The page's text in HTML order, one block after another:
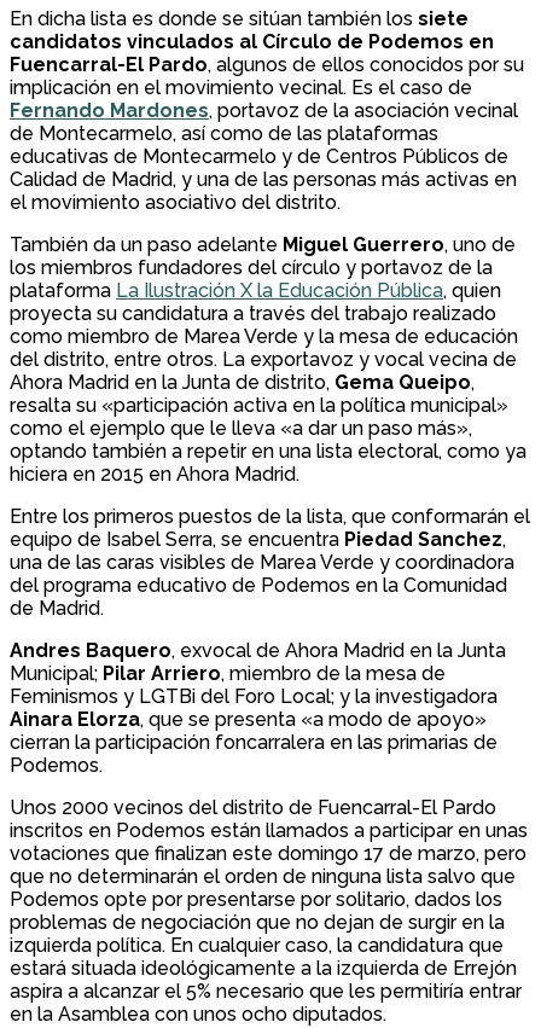
En dicha lista es donde se sitúan también los siete
candidatos vinculados al Círculo de Podemos en
Fuencarral-El Pardo, algunos de ellos conocidos por su
implicación en el movimiento vecinal. Es el caso de
Fernando Mardones, portavoz de la asociación vecinal
de Montecarmelo, así como de las plataformas
educativas de Montecarmelo y de Centros Públicos de
Calidad de Madrid, y una de las personas más activas en
el movimiento asociativo del distrito.
También da un paso adelante Miguel Guerrero, uno de
los miembros fundadores del círculo y portavoz de la
plataforma La Ilustración X la Educación Pública, quien
proyecta su candidatura a través del trabajo realizado
como miembro de Marea Verde y la mesa de educación
del distrito, entre otros. La exportavoz y vocal vecina de
Ahora Madrid en la Junta de distrito, Gema Queipo,
resalta su «participación activa en la política municipal»
como el ejemplo que le lleva «a dar un paso más»,
optando también a repetir en una lista electoral, como ya
hiciera en 2015 en Ahora Madrid.
Entre los primeros puestos de la lista, que conformarán el
equipo de Isabel Serra, se encuentra Piedad Sanchez,
una de las caras visibles de Marea Verde y coordinadora
del programa educativo de Podemos en la Comunidad
de Madrid.
Andres Baquero, exvocal de Ahora Madrid en la Junta
Municipal; Pilar Arriero, miembro de la mesa de
Feminismos y LGTBi del Foro Local; y la investigadora
Ainara Elorza, que se presenta «a modo de apoyo»
cierran la participación foncarralera en las primarias de
Podemos.
Unos 2000 vecinos del distrito de Fuencarral-El Pardo
inscritos en Podemos están llamados a participar en unas
votaciones que finalizan este domingo 17 de marzo, pero
que no determinarán el orden de ninguna lista salvo que
Podemos opte por presentarse por solitario, dados los
problemas de negociación que no dejan de surgir en la
izquierda política. En cualquier caso, la candidatura que
estará situada ideológicamente a la izquierda de Errejón
aspira a alcanzar el 5% necesario que les permitiría entrar
en la Asamblea con unos ocho diputados.